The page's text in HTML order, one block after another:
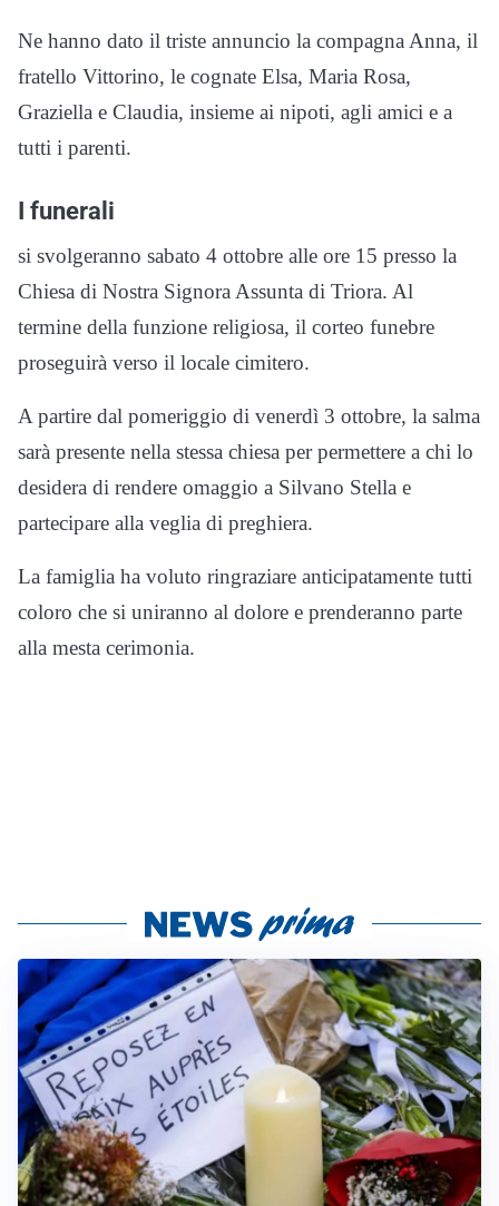
Ne hanno dato il triste annuncio la compagna Anna, il
fratello Vittorino, le cognate Elsa, Maria Rosa,
Graziella e Claudia, insieme ai nipoti, agli amici e a
tutti i parenti.
I funerali
si svolgeranno sabato 4 ottobre alle ore 15 presso la
Chiesa di Nostra Signora Assunta di Triora. Al
termine della funzione religiosa, il corteo funebre
proseguirà verso il locale cimitero.
A partire dal pomeriggio di venerdì 3 ottobre, la salma
sarà presente nella stessa chiesa per permettere a chi lo
desidera di rendere omaggio a Silvano Stella e
partecipare alla veglia di preghiera.
La famiglia ha voluto ringraziare anticipatamente tutti
coloro che si uniranno al dolore e prenderanno parte
alla mesta cerimonia.